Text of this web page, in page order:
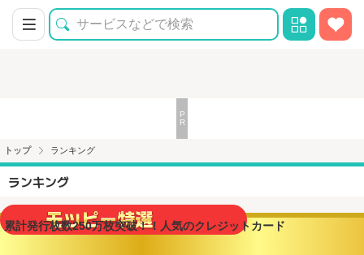
トップ ランキング
ランキング
累計発行枚数250万枚突破！！人気のクレジットカード